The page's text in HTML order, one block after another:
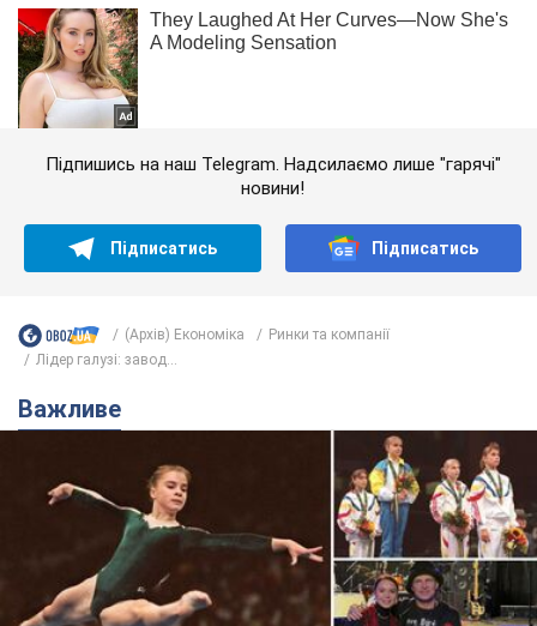
Підпишись на наш Telegram. Надсилаємо лише "гарячі"
новини!
Підписатись Підписатись
(Архів) Економіка
Ринки та компанії
Лідер галузі: завод...
Важливе